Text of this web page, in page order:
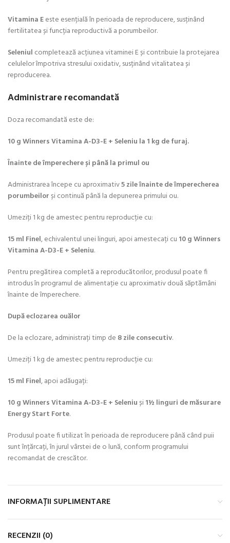
Vitamina Eeste esențială în perioada de reproducere, susținând
fertilitatea și funcția reproductivă a porumbeilor.
Seleniul completează acțiunea vitaminei E și contribuie la protejarea
celulelor împotriva stresului oxidativ, susținând vitalitatea și
reproducerea.
Administrare recomandată
Doza recomandată este de:
10 g Winners Vitamina A-D3-E + Seleniu la 1 kg de furaj.
Înainte de împerechere și până la primul ou
Administrarea începe cu aproximativ5 zile înainte de împerecherea
porumbeilor și continuă până la depunerea primului ou.
Umeziți 1 kg de amestec pentru reproducție cu:
15 ml Finel, echivalentul unei linguri, apoi amestecați cu 10 g Winners
Vitamina A-D3-E + Seleniu.
Pentru pregătirea completă a reproducătorilor, produsul poate fi
introdus în programul de alimentație cu aproximativ două săptămâni
înainte de împerechere.
După eclozarea ouălor
De la eclozare, administrați timp de 8 zile consecutiv.
Umeziți 1 kg de amestec pentru reproducție cu:
15 ml Finel, apoi adăugați:
10 g Winners Vitamina A-D3-E + Seleniu și1½ linguri de măsurare
Energy Start Forte.
Produsul poate fi utilizat în perioada de reproducere până când puii
sunt înțărcați, în jurul vârstei de o lună, conform programului
recomandat de crescător.
INFORMAȚII SUPLIMENTARE
RECENZII (0)